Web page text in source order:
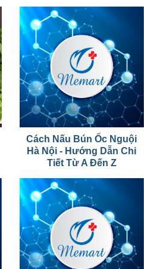
Cách Nấu Bún Ốc Nguội
Hà Nội - Hướng Dẫn Chi
Tiết Từ A Đến Z